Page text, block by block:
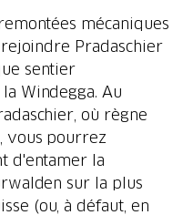
mécaniques
rejoindre Pradaschier
sentier
Windegga. Au
où règne
vous pourrez
d'entamer la
sur la plus
(ou, à défaut, en